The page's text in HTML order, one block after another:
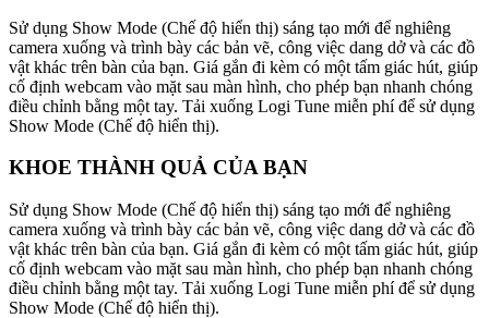
Sử dụng Show Mode (Chế độ hiển thị) sáng tạo mới để nghiêng
camera xuống và trình bày các bản vẽ, công việc dang dở và các đồ
vật khác trên bàn của bạn. Giá gắn đi kèm có một tấm giác hút, giúp
cố định webcam vào mặt sau màn hình, cho phép bạn nhanh chóng
điều chỉnh bằng một tay. Tải xuống Logi Tune miễn phí để sử dụng
Show Mode (Chế độ hiển thị).
KHOE THÀNH QUẢ CỦA BẠN
Sử dụng Show Mode (Chế độ hiển thị) sáng tạo mới để nghiêng
camera xuống và trình bày các bản vẽ, công việc dang dở và các đồ
vật khác trên bàn của bạn. Giá gắn đi kèm có một tấm giác hút, giúp
cố định webcam vào mặt sau màn hình, cho phép bạn nhanh chóng
điều chỉnh bằng một tay. Tải xuống Logi Tune miễn phí để sử dụng
Show Mode (Chế độ hiển thị).